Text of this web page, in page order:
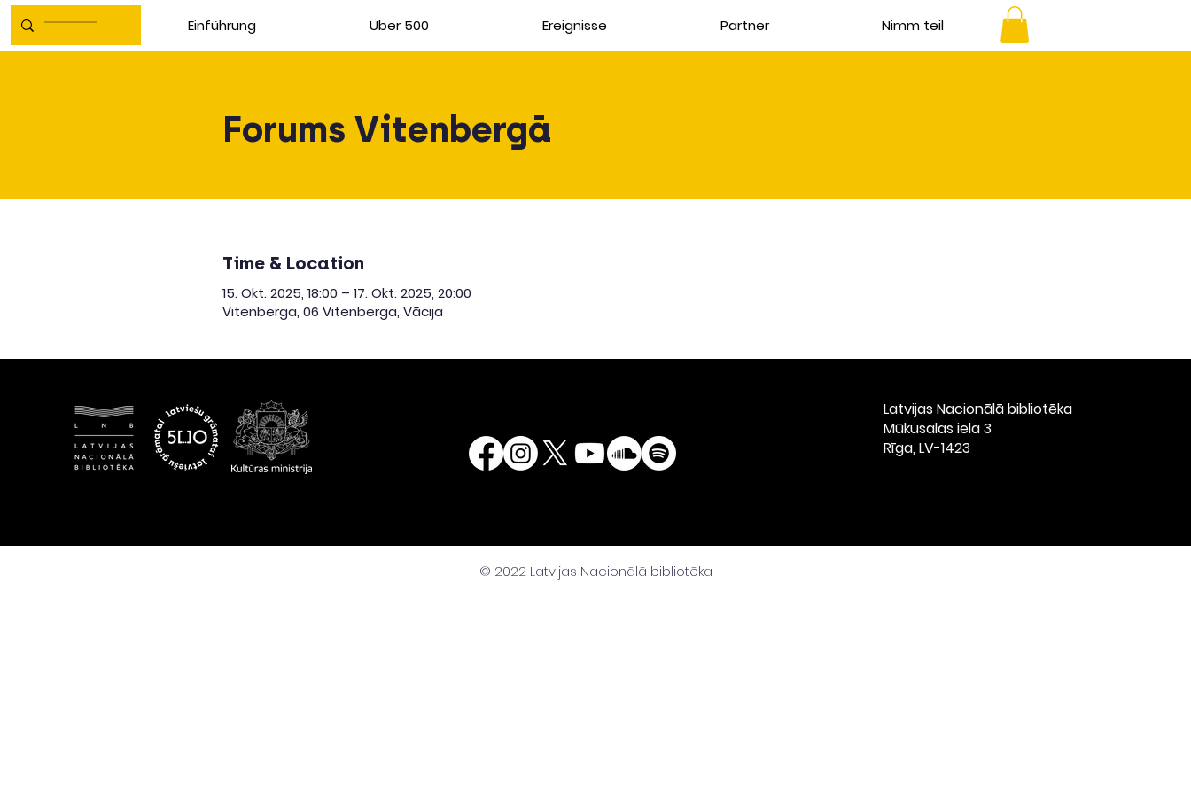
Einführung Über 500 Ereignisse Partner Nimm teil
Forums Vitenbergā
Time & Location
15. Okt. 2025, 18:00 – 17. Okt. 2025, 20:00
Vitenberga, 06 Vitenberga, Vācija
Latvijas Nacionālā bibliotēka
​Mūkusalas iela 3
Rīga, LV-1423
© 2022 Latvijas Nacionālā bibliotēka